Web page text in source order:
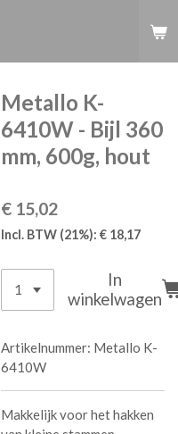
Metallo K-
6410W - Bijl 360
mm, 600g, hout
€ 15,02
Incl. BTW (21%): € 18,17
In
winkelwagen
Artikelnummer: Metallo K-
6410W
Makkelijk voor het hakken